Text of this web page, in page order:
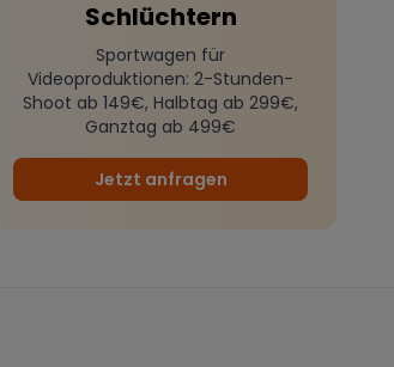
Schlüchtern
Sportwagen für
Videoproduktionen: 2-Stunden-
Shoot ab 149€, Halbtag ab 299€,
Ganztag ab 499€
Jetzt anfragen